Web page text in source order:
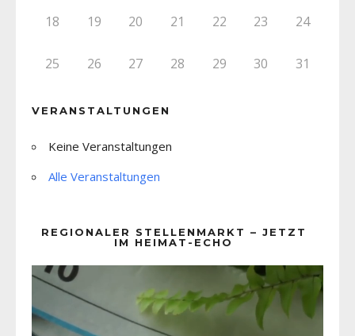
18 19 20 21 22 23 24
25 26 27 28 29 30 31
VERANSTALTUNGEN
Keine Veranstaltungen
Alle Veranstaltungen
REGIONALER STELLENMARKT – JETZT
IM HEIMAT-ECHO
Player